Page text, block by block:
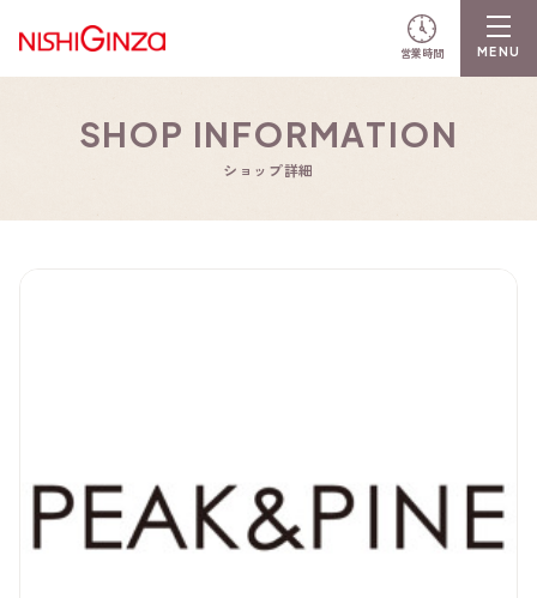
営業時間
SHOP INFORMATION
ショップ詳細